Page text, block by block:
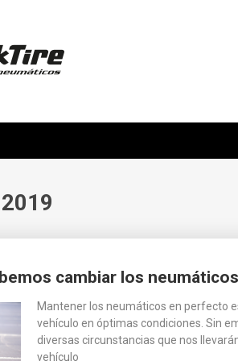
cambiar los
Mantener los neumáticos en perfecto
vehículo en óptimas condiciones. Sin
diversas circunstancias que nos
vehículo